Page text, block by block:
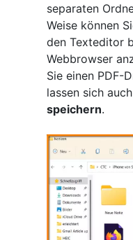
separaten
Weise können
den Texteditor
Webbrowser
Sie einen PDF-
lassen sich
speichern.